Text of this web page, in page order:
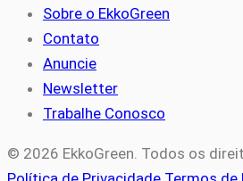
Sobre o EkkoGreen
Contato
Anuncie
Newsletter
Trabalhe Conosco
© 2026 EkkoGreen. Todos os